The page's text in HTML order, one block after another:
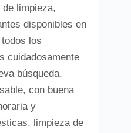
limpieza,
disponibles en
los
cuidadosamente
búsqueda.
con buena
y
limpieza de